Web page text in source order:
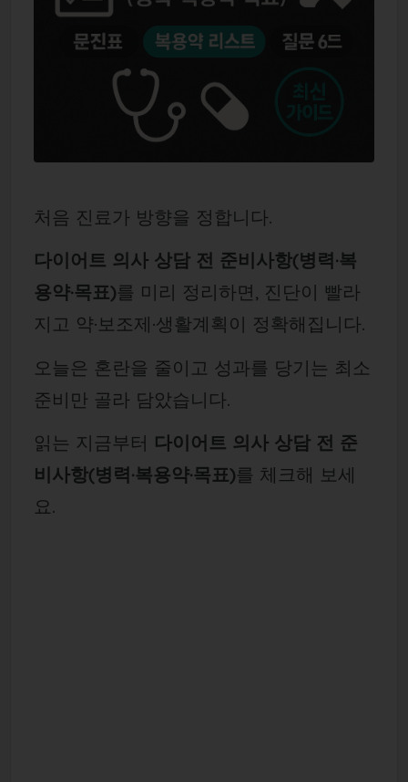
처음 진료가 방향을 정합니다.
다이어트 의사 상담 전 준비사항(병력·복
용약·목표)를 미리 정리하면, 진단이 빨라
지고 약·보조제·생활계획이 정확해집니다.
오늘은 혼란을 줄이고 성과를 당기는 최소
준비만 골라 담았습니다.
읽는 지금부터 다이어트 의사 상담 전 준
비사항(병력·복용약·목표)를 체크해 보세
요.